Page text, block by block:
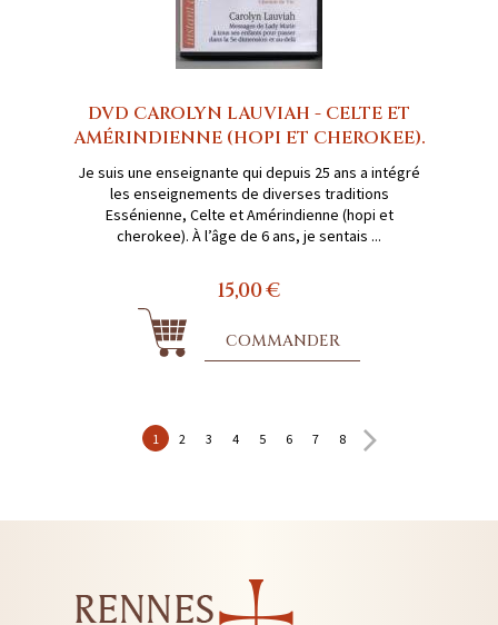
DVD CAROLYN LAUVIAH - CELTE ET
AMÉRINDIENNE (HOPI ET CHEROKEE).
Je suis une enseignante qui depuis 25 ans a intégré
les enseignements de diverses traditions
Essénienne, Celte et Amérindienne (hopi et
cherokee). À l’âge de 6 ans, je sentais ...
15,00 €
COMMANDER
1 2 3 4 5 6 7 8